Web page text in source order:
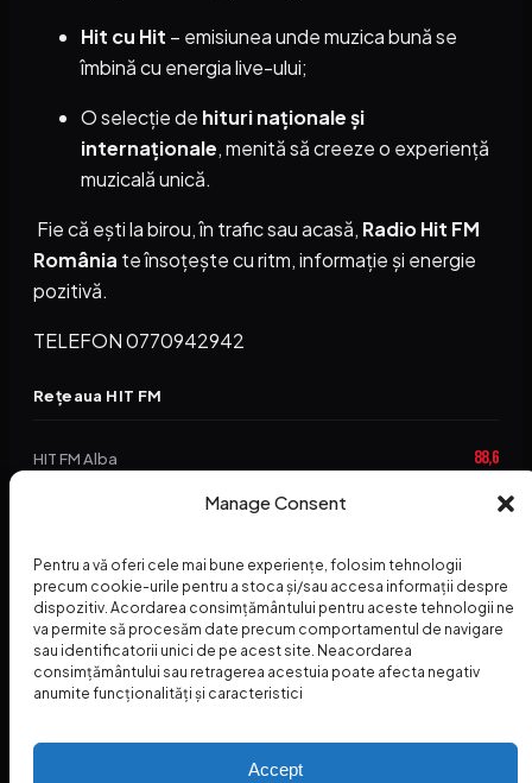
Manage Consent
Pentru a vă oferi cele mai bune experiențe, folosim tehnologii
precum cookie-urile pentru a stoca și/sau accesa informații despre
dispozitiv. Acordarea consimțământului pentru aceste tehnologii ne
va permite să procesăm date precum comportamentul de navigare
sau identificatorii unici de pe acest site. Neacordarea
consimțământului sau retragerea acestuia poate afecta negativ
anumite funcționalități și caracteristici
Accept
Hit cu Hit – emisiunea unde muzica bună se
îmbină cu energia live-ului;
O selecție de hituri naționale și
internaționale, menită să creeze o experiență
muzicală unică.
Fie că ești la birou, în trafic sau acasă, Radio Hit FM
România te însoțește cu ritm, informație și energie
pozitivă.
TELEFON 0770942942
Rețeaua HIT FM
HIT FM Alba 88,6
94,2
HIT FM Abrud 94,3
HIT FM Horezu 95,1
HIT FM Nehoiu 88,2